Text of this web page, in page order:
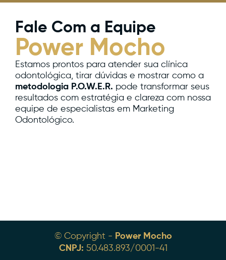
Fale Com a Equipe
Power Mocho
Estamos prontos para atender sua clínica
odontológica, tirar dúvidas e mostrar como a
metodologia P.O.W.E.R. pode transformar seus
resultados com estratégia e clareza com nossa
equipe de especialistas em Marketing
Odontológico.
© Copyright - Power Mocho
CNPJ: 50.483.893/0001-41